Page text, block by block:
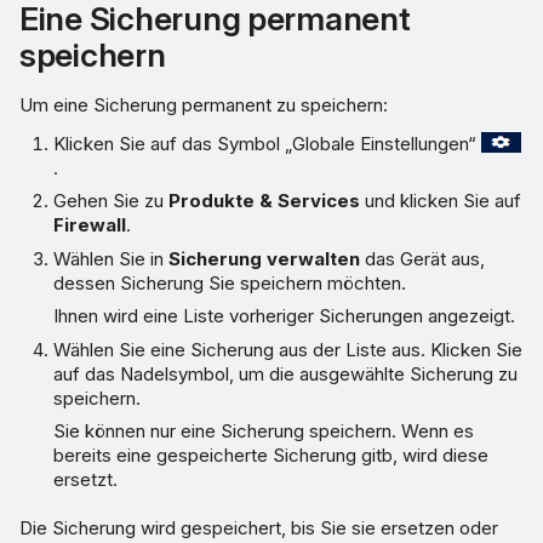
Eine Sicherung permanent
speichern
Um eine Sicherung permanent zu speichern:
Klicken Sie auf das Symbol „Globale Einstellungen“
.
Gehen Sie zu Produkte & Services und klicken Sie auf
Firewall.
Wählen Sie inSicherung verwalten das Gerät aus,
dessen Sicherung Sie speichern möchten.
Ihnen wird eine Liste vorheriger Sicherungen angezeigt.
Wählen Sie eine Sicherung aus der Liste aus. Klicken Sie
auf das Nadelsymbol, um die ausgewählte Sicherung zu
speichern.
Sie können nur eine Sicherung speichern. Wenn es
bereits eine gespeicherte Sicherung gitb, wird diese
ersetzt.
Die Sicherung wird gespeichert, bis Sie sie ersetzen oder